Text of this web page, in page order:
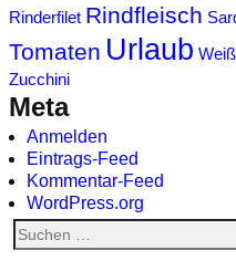
Rinderfilet Rindfleisch
Tomaten Urlaub
Zucchini
Meta
Anmelden
Eintrags-Feed
Kommentar-Feed
WordPress.org